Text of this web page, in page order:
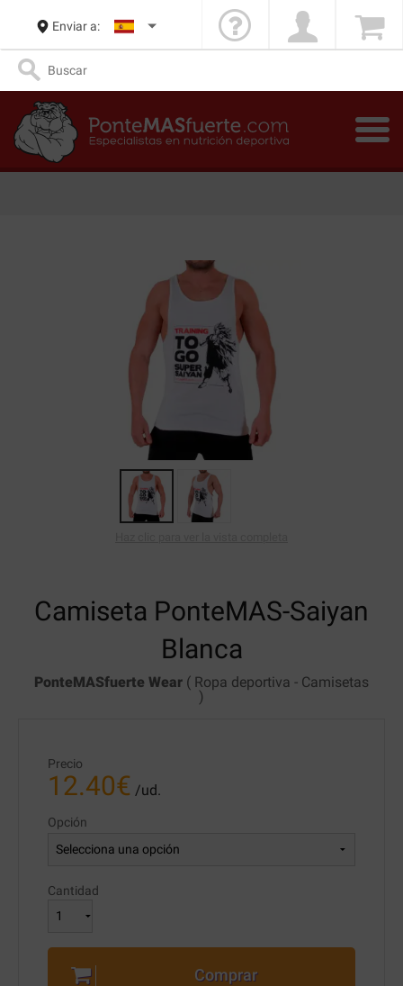
Enviar a:
Camiseta PonteMAS-Saiyan
Blanca
PonteMASfuerte Wear ( Ropa deportiva - Camisetas
)
Precio
12.40€ /ud.
Opción
Cantidad
Comprar